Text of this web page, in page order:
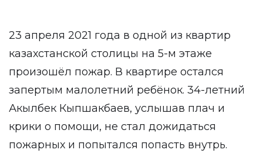
23 апреля 2021 года в одной из квартир
казахстанской столицы на 5-м этаже
произошёл пожар. В квартире остался
запертым малолетний ребёнок. 34-летний
Акылбек Кыпшакбаев, услышав плач и
крики о помощи, не стал дожидаться
пожарных и попытался попасть внутрь.